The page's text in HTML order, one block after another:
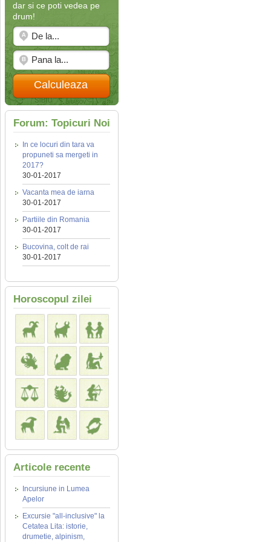
dar si ce poti vedea pe
drum!
Calculeaza
Forum: Topicuri Noi
In ce locuri din tara va
propuneti sa mergeti in
2017?
30-01-2017
Vacanta mea de iarna
30-01-2017
Partiile din Romania
30-01-2017
Bucovina, colt de rai
30-01-2017
Horoscopul zilei
Articole recente
Incursiune in Lumea
Apelor
Excursie "all-inclusive" la
Cetatea Lita: istorie,
drumetie, alpinism,